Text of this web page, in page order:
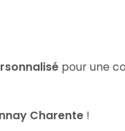
pour une
Charente !